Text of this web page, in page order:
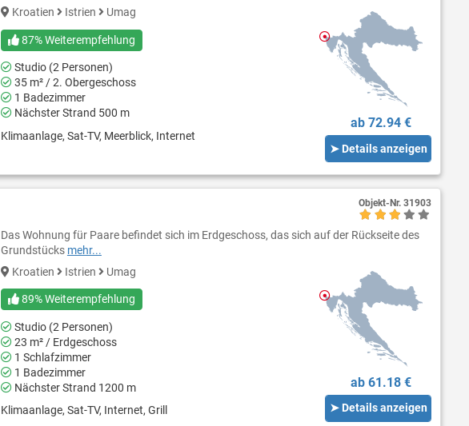
Kroatien
Istrien Umag
87% Weiterempfehlung
Studio (2 Personen)
35 m² / 2. Obergeschoss
1 Badezimmer
Nächster Strand 500 m
Klimaanlage, Sat-TV, Meerblick, Internet
ab 72.94 €
➤ Details anzeigen
Das Wohnung für Paare befindet sich im Erdgeschoss, das sich auf der Rückseite des
Grundstücks mehr...
Kroatien
Istrien Umag
89% Weiterempfehlung
Studio (2 Personen)
23 m² / Erdgeschoss
1 Schlafzimmer
1 Badezimmer
Nächster Strand 1200 m
Klimaanlage, Sat-TV, Internet, Grill
ab 61.18 €
➤ Details anzeigen
Objekt-Nr. 31903